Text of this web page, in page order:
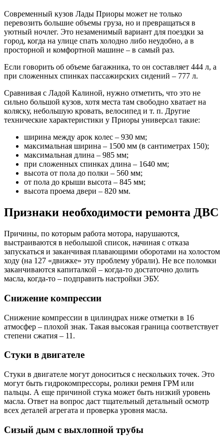
Современный кузов Лады Приоры может не только
перевозить большие объемы груза, но и превращаться в
уютный ночлег. Это незаменимый вариант для поездки за
город, когда на улице спать холодно либо неудобно, а в
просторной и комфортной машине – в самый раз.
Если говорить об объеме багажника, то он составляет 444 л, а
при сложенных спинках пассажирских сидений – 777 л.
Сравнивая с Ладой Калиной, нужно отметить, что это не
сильно большой кузов, хотя места там свободно хватает на
коляску, небольшую кровать, велосипед и т. п. Другие
технические характеристики у Приоры универсал такие:
ширина между арок колес – 930 мм;
максимальная ширина – 1500 мм (в сантиметрах 150);
максимальная длина – 985 мм;
при сложенных спинках длина – 1640 мм;
высота от пола до полки – 560 мм;
от пола до крыши высота – 845 мм;
высота проема двери – 820 мм.
Признаки необходимости ремонта ДВС
Причины, по которым работа мотора, нарушаются,
выстраиваются в небольшой список, начиная с отказа
запускаться и заканчивая плавающими оборотами на холостом
ходу (на 127 «движке» эту проблему убрали). Не все поломки
заканчиваются капиталкой – когда-то достаточно долить
масла, когда-то – подправить настройки ЭБУ.
Снижение компрессии
Снижение компрессии в цилиндрах ниже отметки в 16
атмосфер – плохой знак. Такая высокая граница соответствует
степени сжатия – 11.
Стуки в двигателе
Стуки в двигателе могут доноситься с нескольких точек. Это
могут быть гидрокомпрессоры, ролики ремня ГРМ или
пальцы. А еще причиной стука может быть низкий уровень
масла. Ответ на вопрос даст тщательный детальный осмотр
всех деталей агрегата и проверка уровня масла.
Сизый дым с выхлопной трубы